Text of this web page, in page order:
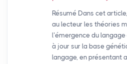
Résumé Dans cet
au lecteur les théories
l’émergence du
à jour sur la base
langage, en présentant